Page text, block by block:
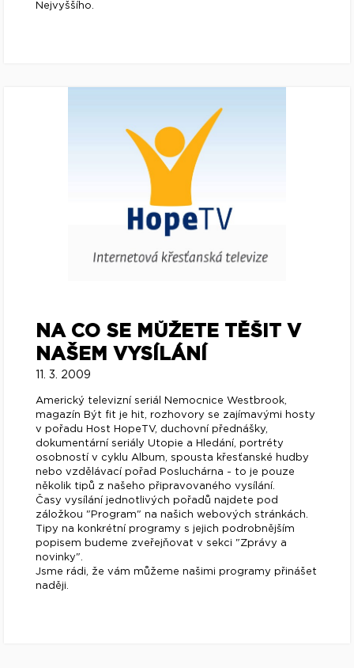
Nejvyššího.
NA CO SE MŮŽETE TĚŠIT V
NAŠEM VYSÍLÁNÍ
11. 3. 2009
Americký televizní seriál Nemocnice Westbrook,
magazín Být fit je hit, rozhovory se zajímavými hosty
v pořadu Host HopeTV, duchovní přednášky,
dokumentární seriály Utopie a Hledání, portréty
osobností v cyklu Album, spousta křesťanské hudby
nebo vzdělávací pořad Posluchárna - to je pouze
několik tipů z našeho připravovaného vysílání.
Časy vysílání jednotlivých pořadů najdete pod
záložkou "Program" na našich webových stránkách.
Tipy na konkrétní programy s jejich podrobnějším
popisem budeme zveřejňovat v sekci "Zprávy a
novinky".
Jsme rádi, že vám můžeme našimi programy přinášet
naději.